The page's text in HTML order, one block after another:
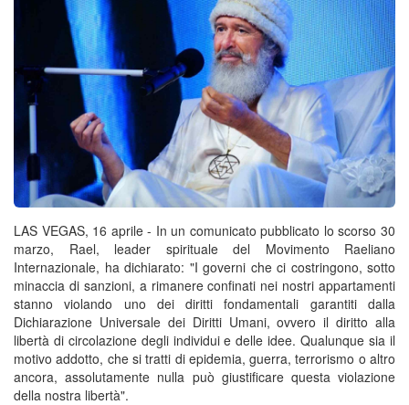
LAS VEGAS, 16 aprile - In un comunicato pubblicato lo scorso 30
marzo, Rael, leader spirituale del Movimento Raeliano
Internazionale, ha dichiarato: "I governi che ci costringono, sotto
minaccia di sanzioni, a rimanere confinati nei nostri appartamenti
stanno violando uno dei diritti fondamentali garantiti dalla
Dichiarazione Universale dei Diritti Umani, ovvero il diritto alla
libertà di circolazione degli individui e delle idee. Qualunque sia il
motivo addotto, che si tratti di epidemia, guerra, terrorismo o altro
ancora, assolutamente nulla può giustificare questa violazione
della nostra libertà".